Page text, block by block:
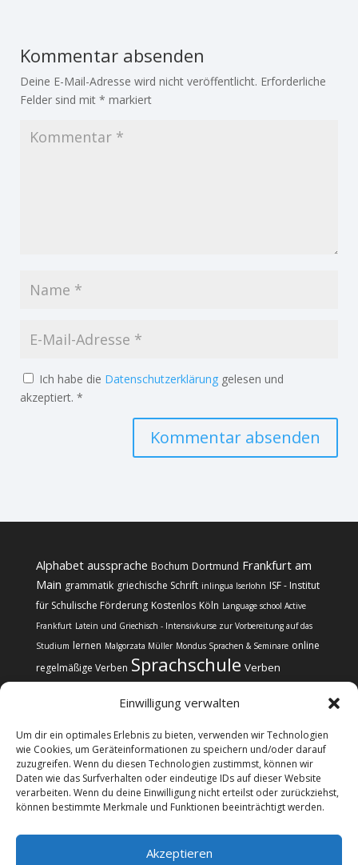
Einwilligung verwalten
Um dir ein optimales Erlebnis zu bieten, verwenden wir Technologien
wie Cookies, um Geräteinformationen zu speichern und/oder darauf
zuzugreifen. Wenn du diesen Technologien zustimmst, können wir
Daten wie das Surfverhalten oder eindeutige IDs auf dieser Website
verarbeiten. Wenn du deine Einwilligung nicht erteilst oder zurückziehst,
können bestimmte Merkmale und Funktionen beeinträchtigt werden.
Akzeptieren
Kommentar absenden
Deine E-Mail-Adresse wird nicht veröffentlicht. Erforderliche
Felder sind mit * markiert
Ich habe die Datenschutzerklärung gelesen und
akzeptiert. *
Alphabet aussprache Bochum Dortmund Frankfurt am
Main grammatik griechische Schrift inlingua Iserlohn ISF - Institut
für Schulische Förderung Kostenlos Köln Language school Active
Frankfurt Latein und Griechisch - Intensivkurse zur Vorbereitung auf das
Studium lernen Malgorzata Müller Mondus Sprachen & Seminare online
regelmäßige Verben Sprachschule Verben
Kontakt Impressum
Datenschutz
Cookie-Richtlinie (EU)
@copyright Web24 Consulting AVO | 2024-2026 * Wir
informieren über Sprachkurse, verkaufen selbst aber